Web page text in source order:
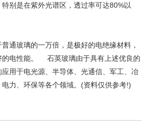
别是在紫外光谱区，透过率可达80%以
通玻璃的一万倍，是极好的电绝缘材料，
的电性能。 石英玻璃由于具有上述优良的
用于电光源、半导体、光通信、军工、冶
力、环保等各个领域。(资料仅供参考!)